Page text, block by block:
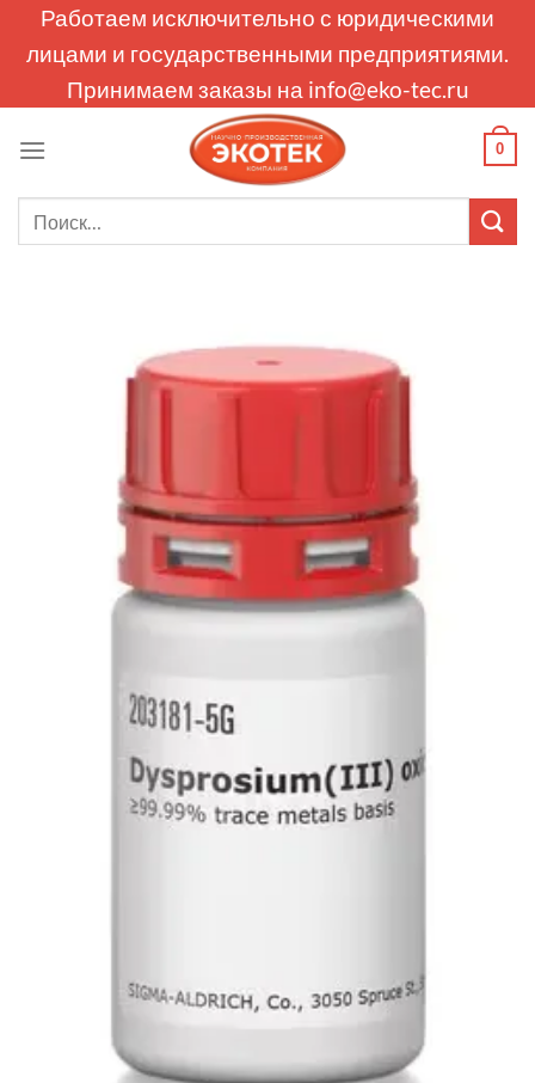
Работаем исключительно с юридическими
лицами и государственными предприятиями.
Принимаем заказы на info@eko-tec.ru
0